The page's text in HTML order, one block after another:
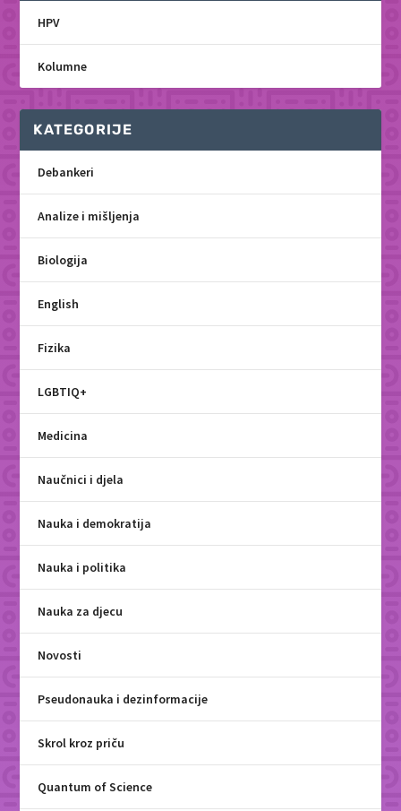
HPV
Kolumne
KATEGORIJE
Debankeri
Analize i mišljenja
Biologija
English
Fizika
LGBTIQ+
Medicina
Naučnici i djela
Nauka i demokratija
Nauka i politika
Nauka za djecu
Novosti
Pseudonauka i dezinformacije
Skrol kroz priču
Quantum of Science